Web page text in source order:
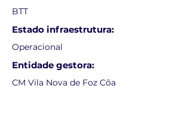
BTT
Estado infraestrutura:
Operacional
Entidade gestora:
CM Vila Nova de Foz Côa